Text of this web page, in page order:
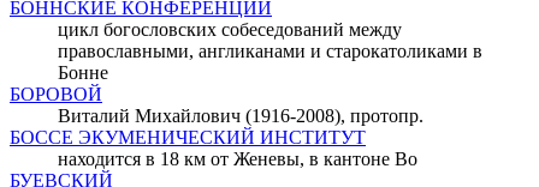
БОННСКИЕ КОНФЕРЕНЦИИ
цикл богословских собеседований между
православными, англиканами и старокатоликами в
Бонне
БОРОВОЙ
Виталий Михайлович (1916-2008), протопр.
БОССЕ ЭКУМЕНИЧЕСКИЙ ИНСТИТУТ
находится в 18 км от Женевы, в кантоне Во
БУЕВСКИЙ